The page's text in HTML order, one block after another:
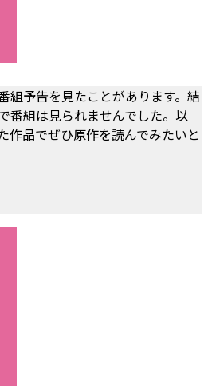
組予告を見たことがあります。結
番組は見られませんでした。以
作品でぜひ原作を読んでみたいと